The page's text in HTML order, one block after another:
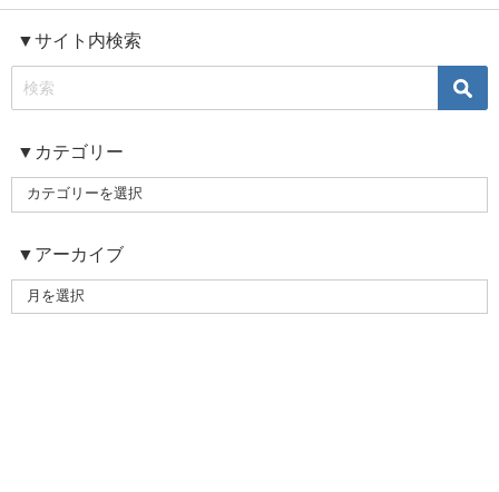
▼サイト内検索
▼カテゴリー
▼アーカイブ